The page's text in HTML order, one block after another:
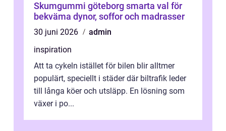
Skumgummi göteborg smarta val för
bekväma dynor, soffor och madrasser
30 juni 2026
admin
inspiration
Att ta cykeln istället för bilen blir alltmer
populärt, speciellt i städer där biltrafik leder
till långa köer och utsläpp. En lösning som
växer i po...